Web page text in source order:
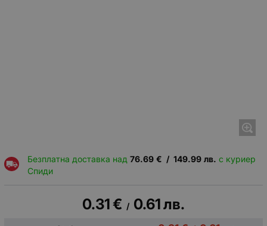
Безплатна доставка над 76.69 € / 149.99 лв. с куриер
Спиди
0.31€ / 0.61лв.